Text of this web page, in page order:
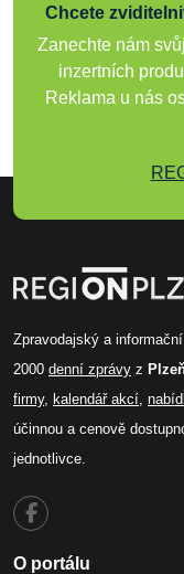
Chcete
Zanechte nám
inzertních
Reklama u nás
Zpravodajský a
2000 denní zprávy z
firmy, kalendář akcí,
účinnou a cenově
jednotlivce.
O portálu